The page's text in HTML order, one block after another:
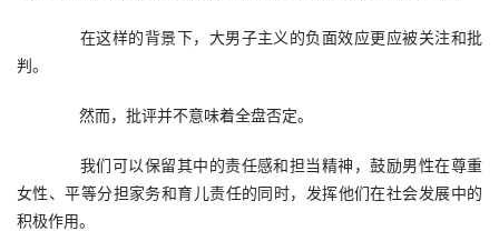
在这样的背景下，大男子主义的负面效应更应被关注和批
判。
然而，批评并不意味着全盘否定。
我们可以保留其中的责任感和担当精神，鼓励男性在尊重
女性、平等分担家务和育儿责任的同时，发挥他们在社会发展中的
积极作用。